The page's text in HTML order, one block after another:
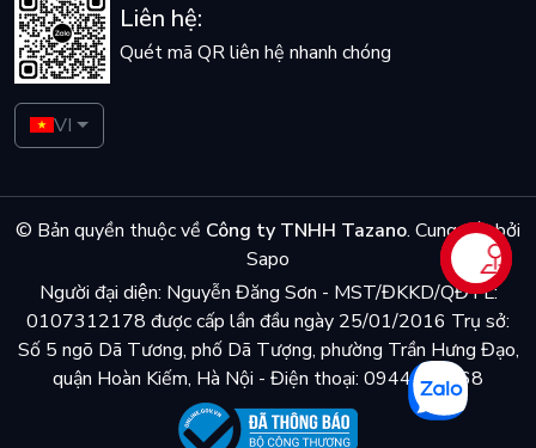
Liên hệ:
Quét mã QR liên hệ nhanh chóng
VI
© Bản quyền thuộc về Công ty TNHH Tazano. Cung cấp bởi
Sapo
Người đại diện: Nguyễn Đăng Sơn - MST/ĐKKD/QĐTL:
0107312178 được cấp lần đầu ngày 25/01/2016 Trụ sở:
Số 5 ngõ Dã Tương, phố Dã Tượng, phường Trần Hưng Đạo,
quận Hoàn Kiếm, Hà Nội - Điện thoại: 0944048868
Liên hệ